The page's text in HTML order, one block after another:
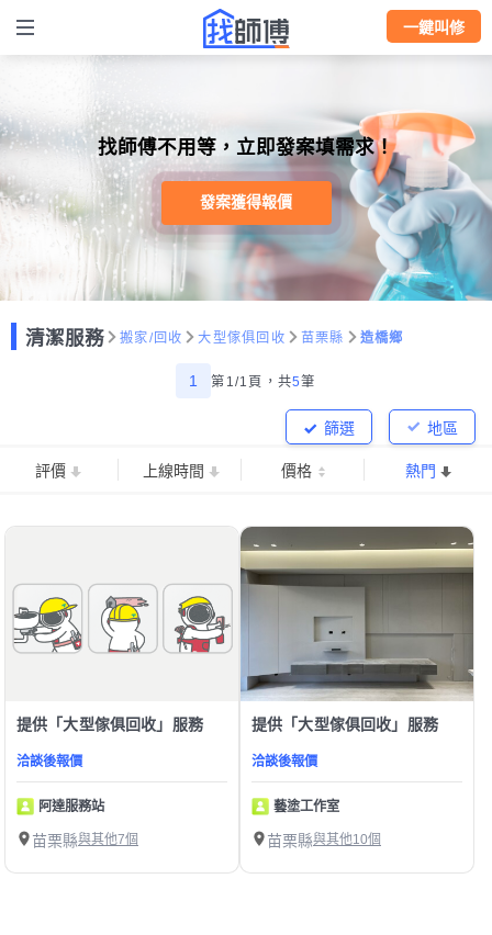
一鍵叫修
找師傅不用等，立即發案填需求！
發案獲得報價
清潔服務 搬家/回收 大型傢俱回收 苗栗縣 造橋鄉
1 第1/1頁， 共5筆
地區
篩選
評價 上線時間 價格 熱門
提供「大型傢俱回收」服務
洽談後報價
阿達服務站
苗栗縣與其他7個
提供「大型傢俱回收」服務
洽談後報價
藝塗工作室
苗栗縣與其他10個